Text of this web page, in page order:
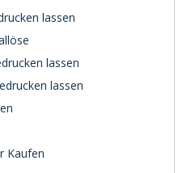
lassen
lassen
lassen
Kaufen